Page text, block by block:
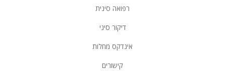
רפואה סינית
דיקור סיני
אינדקס מחלות
קישורים